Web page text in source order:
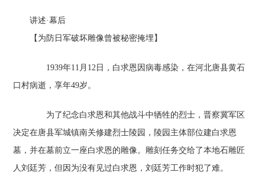
讲述·幕后
【为防日军破坏雕像曾被秘密掩埋】
1939年11月12日，白求恩因病毒感染，在河北唐县黄石
口村病逝，享年49岁。
为了纪念白求恩和其他战斗中牺牲的烈士，晋察冀军区
决定在唐县军城镇南关修建烈士陵园，陵园主体部位建白求恩
墓，并在墓前立一座白求恩的雕像。雕刻任务交给了本地石雕匠
人刘廷芳，但因为没有见过白求恩，刘廷芳工作时犯了难。